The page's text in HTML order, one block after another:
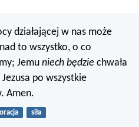
działającej w nas może
to wszystko, o co
Jemu niech będzie chwała
po wszystkie
Amen.
siła